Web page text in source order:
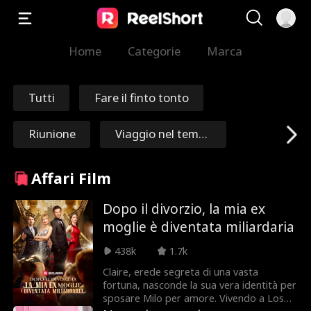
Home Categorie Marca
Tutti Fare il finto tonto
Riunione
Viaggio nel temp
Redenzione
Maresciallo/Gene
rale
Nick Ritacco
Mafia
Nemici che divent
ano amanti
Reincarnazione
Roman Chsherba
kov
Affari Film
Dopo il divorzio, la mia ex
moglie è diventata miliardaria
438k
1.7k
Claire, erede segreta di una vasta
fortuna, nasconde la sua vera identità per
sposare Milo per amore. Vivendo a Los